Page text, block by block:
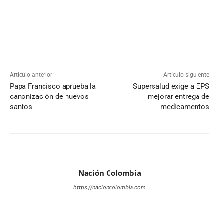
Artículo anterior
Papa Francisco aprueba la
canonización de nuevos
santos
Artículo siguiente
Supersalud exige a EPS
mejorar entrega de
medicamentos
Nación Colombia
https://nacioncolombia.com